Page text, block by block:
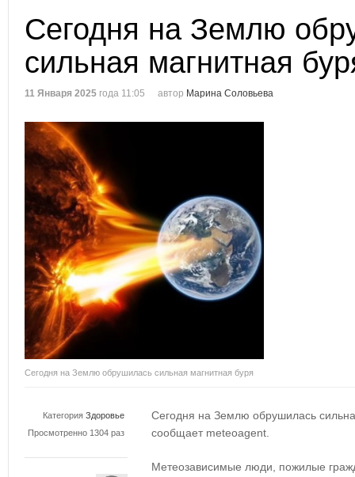
Сегодня на Землю
сильная магнитная
11 Января 2025 года 11:05 автор Марина Соловьева
Сегодня на Землю обрушилась сильная магнитная буря
Категория Здоровье
Просмотренно 1304 раз
Сегодня на Землю обрушилась
сообщает meteoagent.
Метеозависимые люди, пожилые